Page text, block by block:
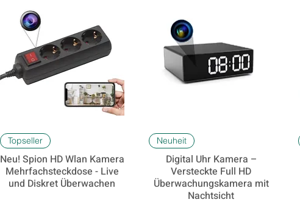
Schnellansicht
Topseller
Neu! Spion HD Wlan Kamera
Mehrfachsteckdose - Live
und Diskret Überwachen
Schnellansicht
Neuheit
Digital Uhr Kamera –
Versteckte Full HD
Überwachungskamera mit
Nachtsicht